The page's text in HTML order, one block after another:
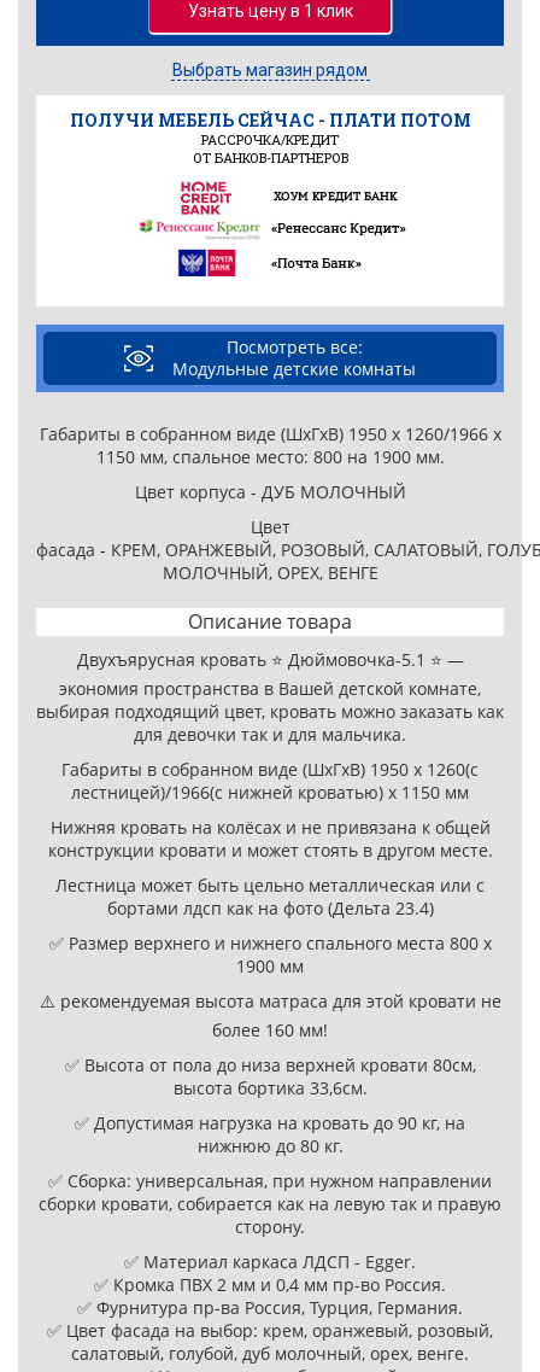
Узнать цену в 1 клик
Выбрать магазин рядом
ПОЛУЧИ МЕБЕЛЬ СЕЙЧАС - ПЛАТИ ПОТОМ
РАССРОЧКА/КРЕДИТ
ОТ БАНКОВ-ПАРТНЕРОВ
Посмотреть все:
Модульные детские комнаты
Габариты в собранном виде (ШхГхВ) 1950 х 1260/1966 х
1150 мм, спальное место: 800 на 1900 мм.
Цвет корпуса - ДУБ МОЛОЧНЫЙ
Цвет
фасада - КРЕМ, ОРАНЖЕВЫЙ, РОЗОВЫЙ, САЛАТОВЫЙ,
МОЛОЧНЫЙ, ОРЕХ, ВЕНГЕ
Описание товара
Двухъярусная кровать ⭐ Дюймовочка-5.1 ⭐ —
экономия пространства в Вашей детской комнате,
выбирая подходящий цвет, кровать можно заказать как
для девочки так и для мальчика.
Габариты в собранном виде (ШхГхВ) 1950 х 1260(с
лестницей)/1966(с нижней кроватью) х 1150 мм
Нижняя кровать на колёсах и не привязана к общей
конструкции кровати и может стоять в другом месте.
Лестница может быть цельно металлическая или с
бортами лдсп как на фото (Дельта 23.4)
✅ Размер верхнего и нижнего спального места 800 х
1900 мм
⚠️ рекомендуемая высота матраса для этой кровати не
более 160 мм!
✅ Высота от пола до низа верхней кровати 80см,
высота бортика 33,6см.
✅ Допустимая нагрузка на кровать до 90 кг, на
нижнюю до 80 кг.
✅ Сборка: универсальная, при нужном направлении
сборки кровати, собирается как на левую так и правую
сторону.
✅ Материал каркаса ЛДСП - Egger.
✅ Кромка ПВХ 2 мм и 0,4 мм пр-во Россия.
✅ Фурнитура пр-ва Россия, Турция, Германия.
✅ Цвет фасада на выбор: крем, оранжевый, розовый,
салатовый, голубой, дуб молочный, орех, венге.